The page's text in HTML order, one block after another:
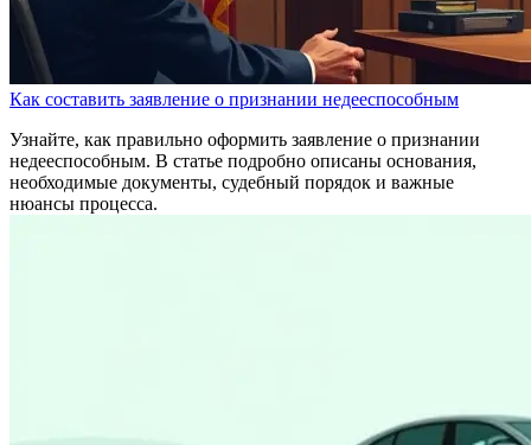
Как составить заявление о признании недееспособным
Узнайте, как правильно оформить заявление о признании
недееспособным. В статье подробно описаны основания,
необходимые документы, судебный порядок и важные
нюансы процесса.